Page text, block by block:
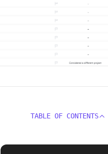
TABLE OF CONTENTS